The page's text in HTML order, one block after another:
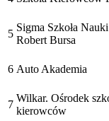
5
Sigma Szkoła
Robert Bursa
6 Auto Akademia
7
Wilkar. Ośrodek
kierowców